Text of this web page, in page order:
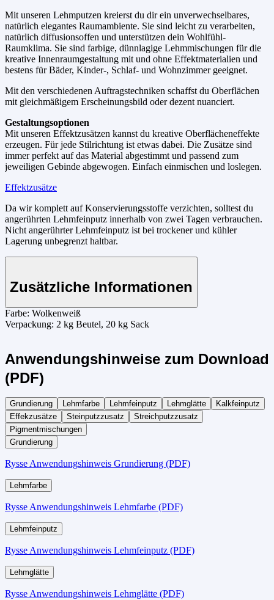
Mit unseren Lehmputzen kreierst du dir ein unverwechselbares,
natürlich elegantes Raumambiente. Sie sind leicht zu verarbeiten,
natürlich diffusionsoffen und unterstützen dein Wohlfühl-
Raumklima. Sie sind farbige, dünnlagige Lehmmischungen für die
kreative Innenraumgestaltung mit und ohne Effektmaterialien und
bestens für Bäder, Kinder-, Schlaf- und Wohnzimmer geeignet.
Mit den verschiedenen Auftragstechniken schaffst du Oberflächen
mit gleichmäßigem Erscheinungsbild oder dezent nuanciert.
Gestaltungsoptionen
Mit unseren Effektzusätzen kannst du kreative Oberflächeneffekte
erzeugen. Für jede Stilrichtung ist etwas dabei. Die Zusätze sind
immer perfekt auf das Material abgestimmt und passend zum
jeweiligen Gebinde abgewogen. Einfach einmischen und loslegen.
Effektzusätze
Da wir komplett auf Konservierungsstoffe verzichten, solltest du
angerührten Lehmfeinputz innerhalb von zwei Tagen verbrauchen.
Nicht angerührter Lehmfeinputz ist bei trockener und kühler
Lagerung unbegrenzt haltbar.
Zusätzliche Informationen
Farbe: Wolkenweiß
Verpackung: 2 kg Beutel, 20 kg Sack
Anwendungshinweise zum Download
(PDF)
Grundierung Lehmfarbe Lehmfeinputz Lehmglätte
Kalkfeinputz
Effekzusätze
Steinputzzusatz
Streichputzzusatz
Pigmentmischungen
Grundierung
Rysse Anwendungshinweis Grundierung (PDF)
Lehmfarbe
Rysse Anwendungshinweis Lehmfarbe (PDF)
Lehmfeinputz
Rysse Anwendungshinweis Lehmfeinputz (PDF)
Lehmglätte
Rysse Anwendungshinweis Lehmglätte (PDF)